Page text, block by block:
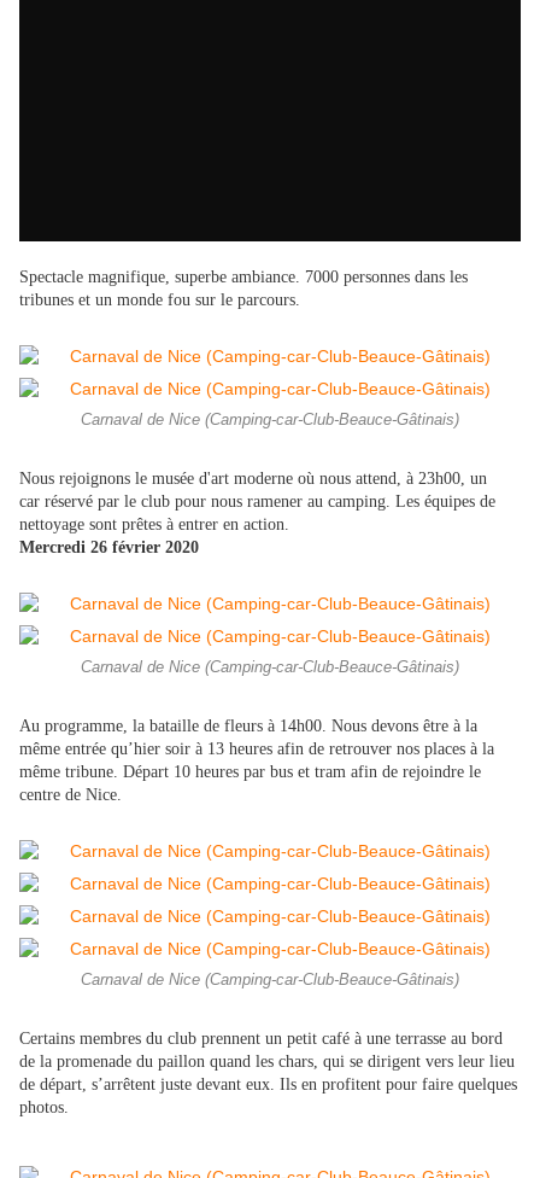
Spectacle magnifique, superbe ambiance. 7000 personnes dans les
tribunes et un monde fou sur le parcours.
Carnaval de Nice (Camping-car-Club-Beauce-Gâtinais)
Nous rejoignons le musée d'art moderne où nous attend, à 23h00, un
car réservé par le club pour nous ramener au camping. Les équipes de
nettoyage sont prêtes à entrer en action.
Mercredi 26 février 2020
Carnaval de Nice (Camping-car-Club-Beauce-Gâtinais)
Au programme, la bataille de fleurs à 14h00. Nous devons être à la
même entrée qu’hier soir à 13 heures afin de retrouver nos places à la
même tribune. Départ 10 heures par bus et tram afin de rejoindre le
centre de Nice.
Carnaval de Nice (Camping-car-Club-Beauce-Gâtinais)
Certains membres du club prennent un petit café à une terrasse au bord
de la promenade du paillon quand les chars, qui se dirigent vers leur lieu
de départ, s’arrêtent juste devant eux. Ils en profitent pour faire quelques
photos.